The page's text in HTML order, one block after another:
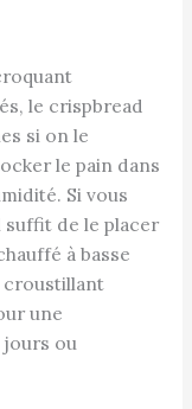
le crispbread
si on le
le pain dans
Si vous
suffit de le placer
à basse
une
ou